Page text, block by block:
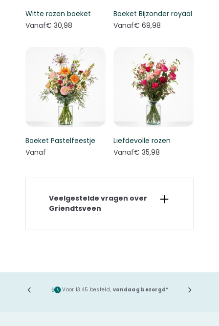
Witte rozen boeket
Vanaf€ 30,98
Boeket Bijzonder royaal
Vanaf€ 69,98
Boeket Pastelfeestje
Vanaf
Liefdevolle rozen
Vanaf€ 35,98
Veelgestelde vragen over
Griendtsveen
Voor 13.45 besteld, vandaag bezorgd*